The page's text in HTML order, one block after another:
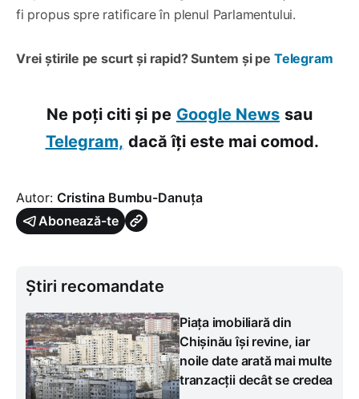
fi propus spre ratificare în plenul Parlamentului.
Vrei știrile pe scurt și rapid? Suntem și pe Telegram
Ne poți citi și pe Google News sau
Telegram, dacă îți este mai comod.
Autor: Cristina Bumbu-Danuța
Abonează-te
Știri recomandate
Piața imobiliară din
Chișinău își revine, iar
noile date arată mai multe
tranzacții decât se credea